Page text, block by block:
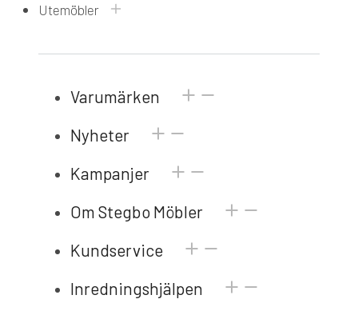
Utemöbler
Varumärken
Nyheter
Kampanjer
Om Stegbo Möbler
Kundservice
Inredningshjälpen